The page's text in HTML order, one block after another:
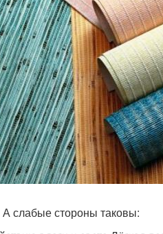
слабые стороны таковы: